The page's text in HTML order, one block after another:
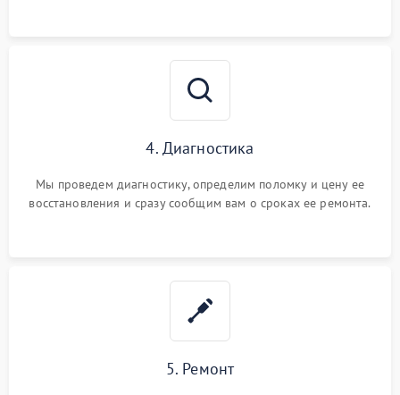
4. Диагностика
Мы проведем диагностику, определим поломку и цену ее
восстановления и сразу сообщим вам о сроках ее ремонта.
5. Ремонт